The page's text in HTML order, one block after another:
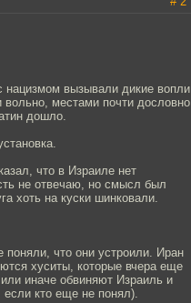
нацизмом вызывали дикие вопли
местами почти дословно
дошло.
что в Израиле нет
не отвечаю, но смысл был
хоть на куски шинковали.
поняли, что они устроили. Иран
хуситы, которые вчера еще
иначе обвиняют Израиль и
кто еще не понял).